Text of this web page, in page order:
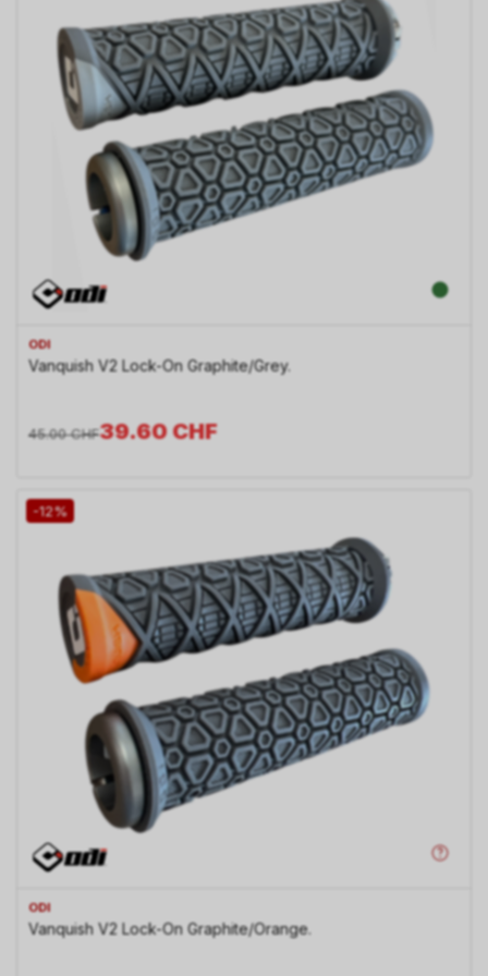
ODI
Vanquish V2 Lock-On Graphite/Grey.
39.60CHF
45.00 CHF
-12%
ODI
Vanquish V2 Lock-On Graphite/Orange.